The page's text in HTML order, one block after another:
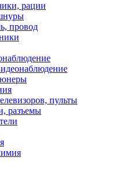
рации
провод
пульты
разъемы